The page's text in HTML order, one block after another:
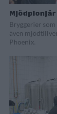
Bryggerier
även
Phoenix.